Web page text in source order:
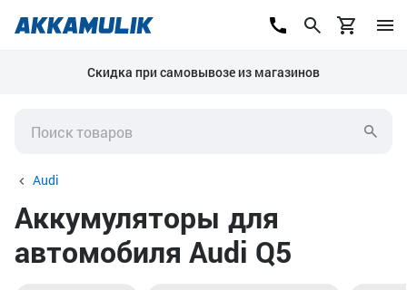
Скидка при самовывозе из магазинов
Audi
Аккумуляторы для
автомобиля Audi Q5